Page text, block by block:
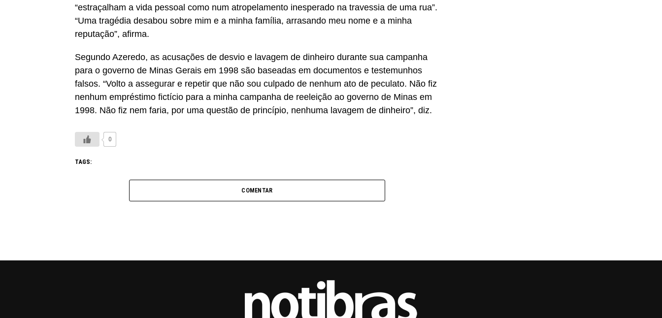
“estraçalham a vida pessoal como num atropelamento inesperado na travessia de uma rua”.
“Uma tragédia desabou sobre mim e a minha família, arrasando meu nome e a minha
reputação”, afirma.
Segundo Azeredo, as acusações de desvio e lavagem de dinheiro durante sua campanha
para o governo de Minas Gerais em 1998 são baseadas em documentos e testemunhos
falsos. “Volto a assegurar e repetir que não sou culpado de nenhum ato de peculato. Não fiz
nenhum empréstimo fictício para a minha campanha de reeleição ao governo de Minas em
1998. Não fiz nem faria, por uma questão de princípio, nenhuma lavagem de dinheiro”, diz.
0
TAGS:
COMENTAR